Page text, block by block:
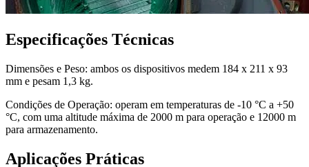
Especificações Técnicas
Dimensões e Peso: ambos os dispositivos medem 184 x 211 x 93
mm e pesam 1,3 kg.
Condições de Operação: operam em temperaturas de -10 °C a +50
°C, com uma altitude máxima de 2000 m para operação e 12000 m
para armazenamento.
Aplicações Práticas